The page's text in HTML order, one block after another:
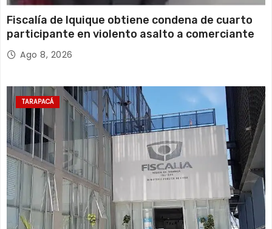
Fiscalía de Iquique obtiene condena de cuarto
participante en violento asalto a comerciante
Ago 8, 2026
TARAPACÁ